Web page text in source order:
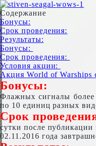
Содержание
Бонусы:
Срок проведения:
Результаты:
Бонусы:
Срок проведения:
Условия акции:
Акция World of Warships
Бонусы:
Флажных сигналы
по 10 единиц разных
Срок
сутки после
02.11.2016 года